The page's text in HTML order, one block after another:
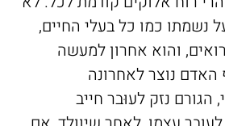
נשמתו כמו כל בעלי החיים,
והוא אחרון למעשה
נוצר לאחרונה
נזק לעוּבר חייב